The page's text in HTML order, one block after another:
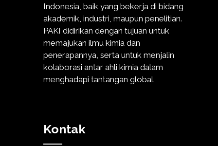
Indonesia, baik yang bekerja di bidang
akademik, industri, maupun penelitian.
PAKI didirikan dengan tujuan untuk
memajukan ilmu kimia dan
penerapannya, serta untuk menjalin
kolaborasi antar ahli kimia dalam
menghadapi tantangan global.
Kontak